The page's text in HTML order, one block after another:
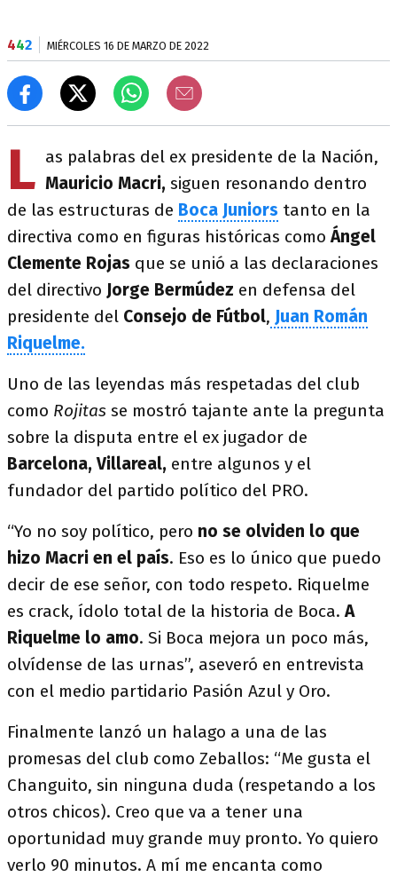
442 MIÉRCOLES 16 DE MARZO DE 2022
L as palabras del ex presidente de la Nación,
Mauricio Macri, siguen resonando dentro
de las estructuras de Boca Juniors tanto en la
directiva como en figuras históricas comoÁngel
Clemente Rojas que se unió a las declaraciones
del directivo Jorge Bermúdez en defensa del
presidente del Consejo de Fútbol, Juan Román
Riquelme.
Uno de las leyendas más respetadas del club
como Rojitas se mostró tajante ante la pregunta
sobre la disputa entre el ex jugador de
Barcelona, Villareal, entre algunos y el
fundador del partido político del PRO.
“Yo no soy político, pero no se olviden lo que
hizo Macri en el país. Eso es lo único que puedo
decir de ese señor, con todo respeto. Riquelme
es crack, ídolo total de la historia de Boca.A
Riquelme lo amo. Si Boca mejora un poco más,
olvídense de las urnas”, aseveró en entrevista
con el medio partidario Pasión Azul y Oro.
Finalmente lanzó un halago a una de las
promesas del club como Zeballos: “Me gusta el
Changuito, sin ninguna duda (respetando a los
otros chicos). Creo que va a tener una
oportunidad muy grande muy pronto. Yo quiero
verlo 90 minutos. A mí me encanta como